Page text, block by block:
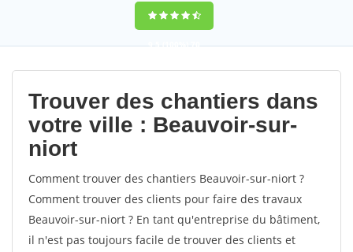
9,5(100%)70
votes
Trouver des chantiers dans
votre ville : Beauvoir-sur-
niort
Comment trouver des chantiers Beauvoir-sur-niort ?
Comment trouver des clients pour faire des travaux
Beauvoir-sur-niort ? En tant qu'entreprise du bâtiment,
il n'est pas toujours facile de trouver des clients et